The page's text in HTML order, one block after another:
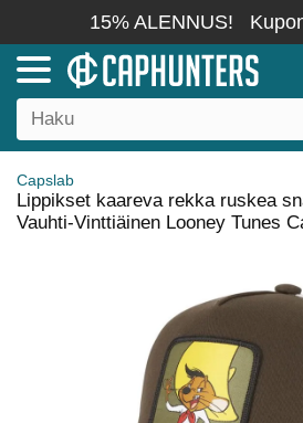
15% ALENNUS!
Capslab
Lippikset kaareva rekka ruskea
Vauhti-Vinttiäinen Looney Tunes